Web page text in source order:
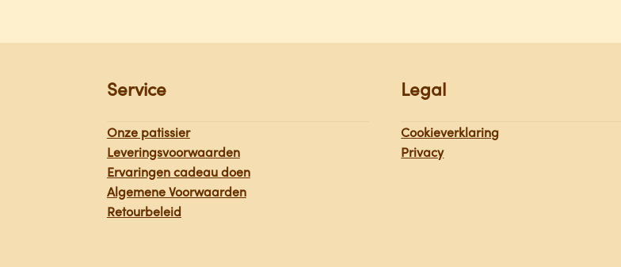
Service
Onze patissier
Leveringsvoorwaarden
Ervaringen cadeau doen
Algemene Voorwaarden
Retourbeleid
Legal
Cookieverklaring
Privacy